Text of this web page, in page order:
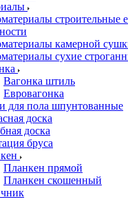
строительные
камерной
сухие
Вагонка штиль
Евровагонка
для пола шпунтованные
доска
доска
бруса
Планкен прямой
Планкен скошенный